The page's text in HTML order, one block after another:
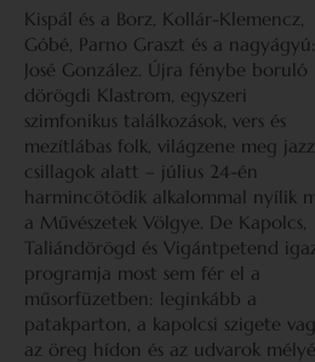
Kispál és a Borz, Kollár-Klemencz,
Góbé, Parno Graszt és a nagyágyú:
José González. Újra fénybe boruló
dörögdi Klastrom, egyszeri
szimfonikus találkozások, vers és
mezítlábas folk, világzene meg
csillagok alatt – július 24-én
harmincötödik alkalommal nyílik
a Művészetek Völgye. De Kapolcs,
Taliándörögd és Vigántpetend
programja most sem fér el a
műsorfüzetben: leginkább a
patakparton, a kapolcsi szigete
az öreg hídon és az udvarok